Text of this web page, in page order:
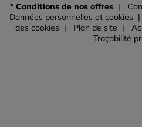
* Conditions de nos offres
Données personnelles et cookies
des cookies
Plan de site
Traçabilité